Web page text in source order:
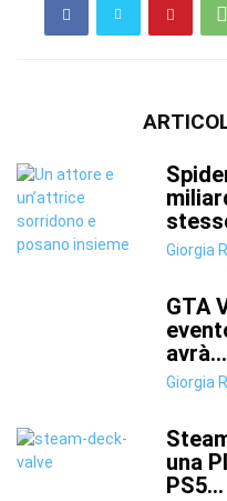
Giorgia
GTA
avrà...
Giorgia
una
PS5...